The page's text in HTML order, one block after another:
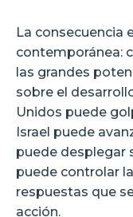
La consecuencia
contemporánea:
las grandes
sobre el
Unidos puede
Israel puede
puede desplegar
puede controlar
respuestas que
acción.